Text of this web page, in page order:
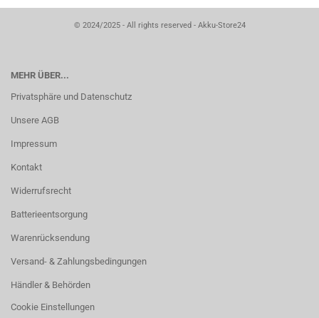
© 2024/2025 - All rights reserved - Akku-Store24
MEHR ÜBER...
Privatsphäre und Datenschutz
Unsere AGB
Impressum
Kontakt
Widerrufsrecht
Batterieentsorgung
Warenrücksendung
Versand- & Zahlungsbedingungen
Händler & Behörden
Cookie Einstellungen